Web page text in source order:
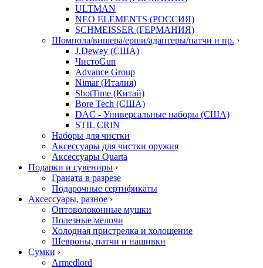
ULTMAN
NEO ELEMENTS (РОССИЯ)
SCHMEISSER (ГЕРМАНИЯ)
Шомпола/вишера/ерши/адаптеры/патчи и пр. ›
J.Dewey (США)
ЧистоGun
Advance Group
Nimar (Италия)
ShotTime (Китай)
Bore Tech (США)
DAC - Универсальные наборы (США)
STIL CRIN
Наборы для чистки
Аксессуары для чистки оружия
Аксессуары Quarta
Подарки и сувениры ›
Граната в разрезе
Подарочные сертификаты
Аксессуары, разное ›
Оптоволоконные мушки
Полезные мелочи
Холодная пристрелка и холощение
Шевроны, патчи и нашивки
Сумки ›
Armedlord